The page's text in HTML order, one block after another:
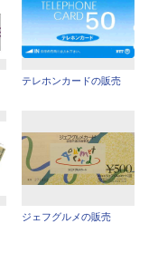
テレホンカードの販売
ジェフグルメの販売